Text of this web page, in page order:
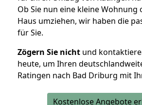
Ob Sie nun eine kleine Wohnung
Haus umziehen, wir haben die
für Sie.
Zögern Sie nicht und
heute, um Ihren
Ratingen nach Bad Driburg mit
Kostenlose Angebote